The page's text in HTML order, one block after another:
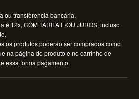
ou transferencia bancária.
12x, COM TARIFA E/OU JUROS, incluso
os produtos poderão ser comprados como
na página do produto e no carrinho de
essa forma pagamento.